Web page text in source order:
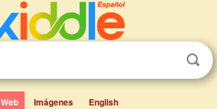
Web Imágenes English